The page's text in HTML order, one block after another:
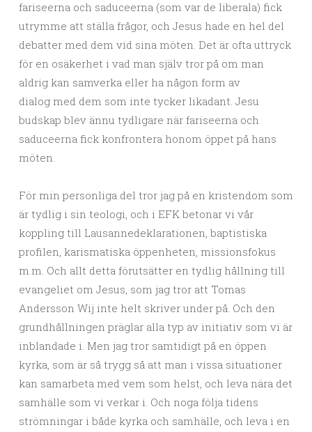
fariseerna och saduceerna (som var de liberala) fick
utrymme att ställa frågor, och Jesus hade en hel del
debatter med dem vid sina möten. Det är ofta uttryck
för en osäkerhet i vad man själv tror på om man
aldrig kan samverka eller ha någon form av
dialog med dem som inte tycker likadant. Jesu
budskap blev ännu tydligare när fariseerna och
saduceerna fick konfrontera honom öppet på hans
möten.
För min personliga del tror jag på en kristendom som
är tydlig i sin teologi, och i EFK betonar vi vår
koppling till Lausannedeklarationen, baptistiska
profilen, karismatiska öppenheten, missionsfokus
m.m. Och allt detta förutsätter en tydlig hållning till
evangeliet om Jesus, som jag tror att Tomas
Andersson Wij inte helt skriver under på. Och den
grundhållningen präglar alla typ av initiativ som vi är
inblandade i. Men jag tror samtidigt på en öppen
kyrka, som är så trygg så att man i vissa situationer
kan samarbeta med vem som helst, och leva nära det
samhälle som vi verkar i. Och noga följa tidens
strömningar i både kyrka och samhälle, och leva i en